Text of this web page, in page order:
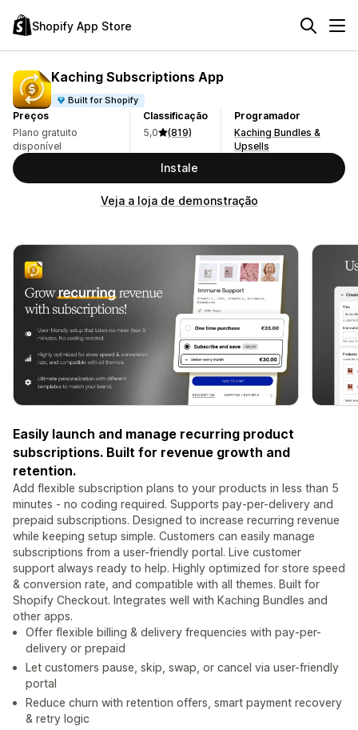
Shopify App Store
Kaching Subscriptions App
Built for Shopify
Preços
Plano gratuito
disponível
Classificação
5,0
(819)
Programador
Kaching Bundles &
Upsells
Instale
Veja a loja de demonstração
Easily launch and manage recurring product
subscriptions. Built for revenue growth and
retention.
Add flexible subscription plans to your products in less than 5
minutes - no coding required. Supports pay-per-delivery and
prepaid subscriptions. Designed to increase recurring revenue
while keeping setup simple. Customers can easily manage
subscriptions from a user-friendly portal. Live customer
support always ready to help. Highly optimized for store speed
& conversion rate, and compatible with all themes. Built for
Shopify Checkout. Integrates well with Kaching Bundles and
other apps.
Offer flexible billing & delivery frequencies with pay-per-
delivery or prepaid
Let customers pause, skip, swap, or cancel via user-friendly
portal
Reduce churn with retention offers, smart payment recovery
& retry logic